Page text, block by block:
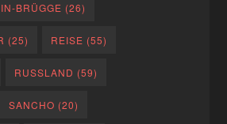
BRÜGGE (26)
(25) REISE (55)
RUSSLAND (59)
SANCHO (20)